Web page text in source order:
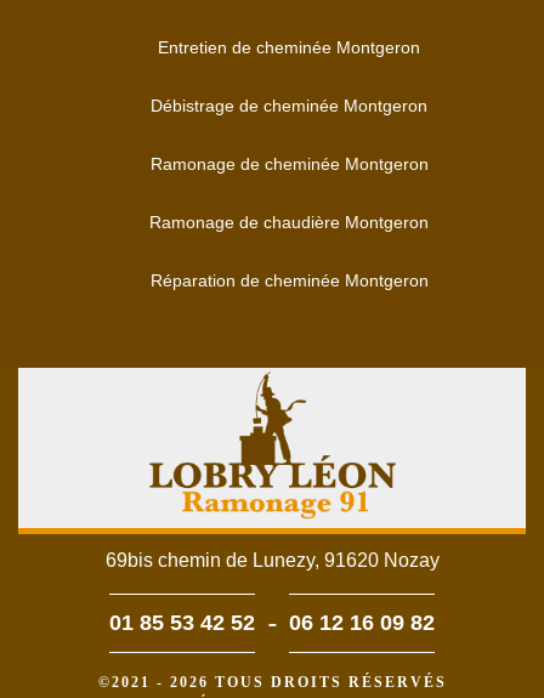
Entretien de cheminée Montgeron
Débistrage de cheminée Montgeron
Ramonage de cheminée Montgeron
Ramonage de chaudière Montgeron
Réparation de cheminée Montgeron
69bis chemin de Lunezy, 91620 Nozay
01 85 53 42 52 - 06 12 16 09 82
©2021 - 2026 TOUS DROITS RÉSERVÉS